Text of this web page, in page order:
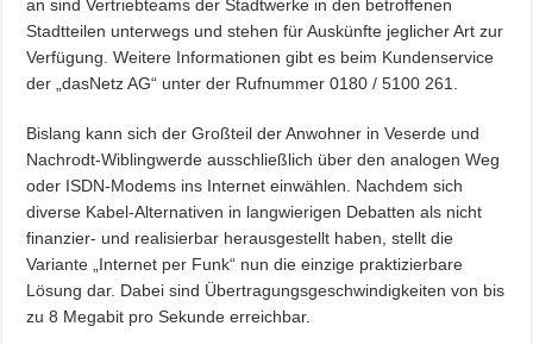
an sind Vertriebteams der Stadtwerke in den betroffenen
Stadtteilen unterwegs und stehen für Auskünfte jeglicher Art zur
Verfügung. Weitere Informationen gibt es beim Kundenservice
der „dasNetz AG“ unter der Rufnummer 0180 / 5100 261.
Bislang kann sich der Großteil der Anwohner in Veserde und
Nachrodt-Wiblingwerde ausschließlich über den analogen Weg
oder ISDN-Modems ins Internet einwählen. Nachdem sich
diverse Kabel-Alternativen in langwierigen Debatten als nicht
finanzier- und realisierbar herausgestellt haben, stellt die
Variante „Internet per Funk“ nun die einzige praktizierbare
Lösung dar. Dabei sind Übertragungsgeschwindigkeiten von bis
zu 8 Megabit pro Sekunde erreichbar.